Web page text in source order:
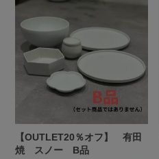
【OUTLET20％オフ】 有田
焼 スノー B品